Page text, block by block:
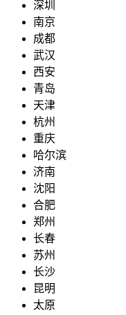
深圳
南京
成都
武汉
西安
青岛
天津
杭州
重庆
哈尔滨
济南
沈阳
合肥
郑州
长春
苏州
长沙
昆明
太原